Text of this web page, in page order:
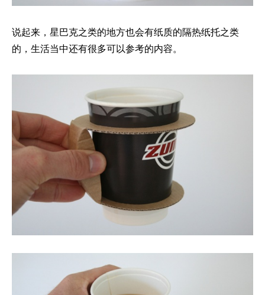
说起来，星巴克之类的地方也会有纸质的隔热纸托之类
的，生活当中还有很多可以参考的内容。